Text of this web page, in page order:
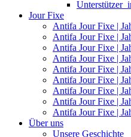
Jour Fixe
Antifa Jour Fixe |
Antifa Jour Fixe |
Antifa Jour Fixe |
Antifa Jour Fixe |
Antifa Jour Fixe |
Antifa Jour Fixe |
Antifa Jour Fixe |
Antifa Jour Fixe |
Antifa Jour Fixe |
Über uns
Unsere Geschichte